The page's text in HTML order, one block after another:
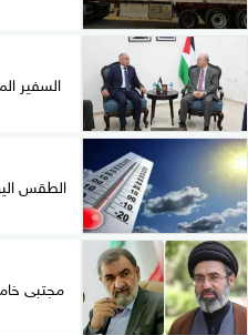
السفير
الطقس
مجتبى